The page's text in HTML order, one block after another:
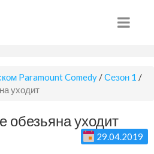
Paramount Comedy /Сезон 1 /
уходит
обезьяна уходит
29.04.2019